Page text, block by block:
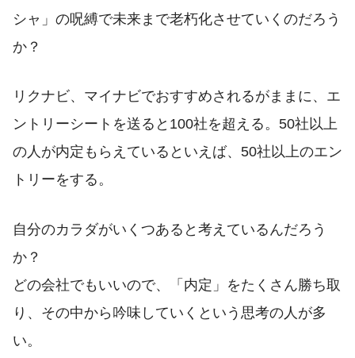
シャ」の呪縛で未来まで老朽化させていくのだろう
か？
リクナビ、マイナビでおすすめされるがままに、エ
ントリーシートを送ると100社を超える。50社以上
の人が内定もらえているといえば、50社以上のエン
トリーをする。
自分のカラダがいくつあると考えているんだろう
か？
どの会社でもいいので、「内定」をたくさん勝ち取
り、その中から吟味していくという思考の人が多
い。